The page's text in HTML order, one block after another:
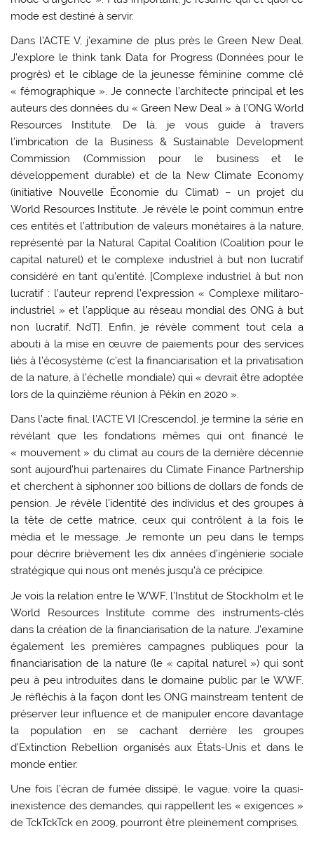
mode est destiné à servir.
Dans l’ACTE V, j’examine de plus près le Green New Deal.
J’explore le think tank Data for Progress (Données pour le
progrès) et le ciblage de la jeunesse féminine comme clé
« fémographique ». Je connecte l’architecte principal et les
auteurs des données du « Green New Deal » à l’ONG World
Resources Institute. De là, je vous guide à travers
l’imbrication de la Business & Sustainable Development
Commission (Commission pour le business et le
développement durable) et de la New Climate Economy
(initiative Nouvelle Économie du Climat) – un projet du
World Resources Institute. Je révèle le point commun entre
ces entités et l’attribution de valeurs monétaires à la nature,
représenté par la Natural Capital Coalition (Coalition pour le
capital naturel) et le complexe industriel à but non lucratif
considéré en tant qu’entité. [Complexe industriel à but non
lucratif : l’auteur reprend l’expression « Complexe militaro-
industriel » et l’applique au réseau mondial des ONG à but
non lucratif, NdT]. Enfin, je révèle comment tout cela a
abouti à la mise en œuvre de paiements pour des services
liés à l’écosystème (c’est la financiarisation et la privatisation
de la nature, à l’échelle mondiale) qui « devrait être adoptée
lors de la quinzième réunion à Pékin en 2020 ».
Dans l’acte final, l’ACTE VI [Crescendo], je termine la série en
révélant que les fondations mêmes qui ont financé le
« mouvement » du climat au cours de la dernière décennie
sont aujourd’hui partenaires du Climate Finance Partnership
et cherchent à siphonner 100 billions de dollars de fonds de
pension. Je révèle l’identité des individus et des groupes à
la tête de cette matrice, ceux qui contrôlent à la fois le
média et le message. Je remonte un peu dans le temps
pour décrire brièvement les dix années d’ingénierie sociale
stratégique qui nous ont menés jusqu’à ce précipice.
Je vois la relation entre le WWF, l’Institut de Stockholm et le
World Resources Institute comme des instruments-clés
dans la création de la financiarisation de la nature. J’examine
également les premières campagnes publiques pour la
financiarisation de la nature (le « capital naturel ») qui sont
peu à peu introduites dans le domaine public par le WWF.
Je réfléchis à la façon dont les ONG mainstream tentent de
préserver leur influence et de manipuler encore davantage
la population en se cachant derrière les groupes
d’Extinction Rebellion organisés aux États-Unis et dans le
monde entier.
Une fois l’écran de fumée dissipé, le vague, voire la quasi-
inexistence des demandes, qui rappellent les « exigences »
de TckTckTck en 2009, pourront être pleinement comprises.